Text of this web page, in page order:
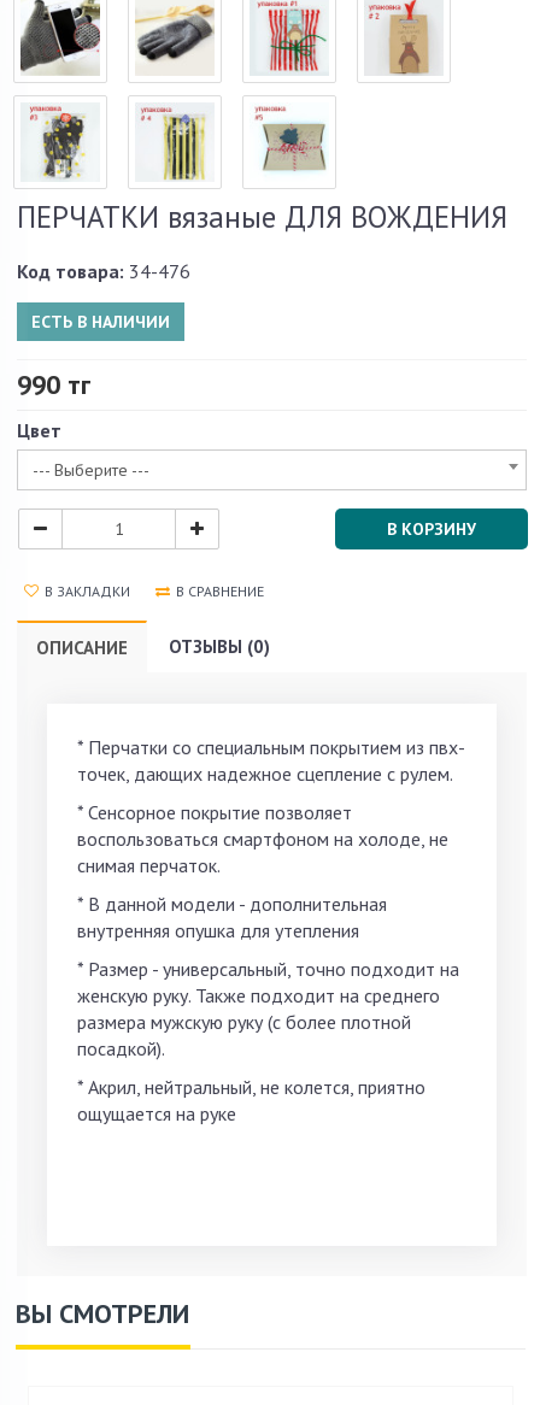
ПЕРЧАТКИ вязаные ДЛЯ ВОЖДЕНИЯ
Код товара: 34-476
ЕСТЬ В НАЛИЧИИ
990 тг
Цвет
--- Выберите ---
В КОРЗИНУ
В ЗАКЛАДКИ В СРАВНЕНИЕ
ОПИСАНИЕ ОТЗЫВЫ (0)
* Перчатки со специальным покрытием из пвх-
точек, дающих надежное сцепление с рулем.
* Сенсорное покрытие позволяет
воспользоваться смартфоном на холоде, не
снимая перчаток.
* В данной модели - дополнительная
внутренняя опушка для утепления
* Размер - универсальный, точно подходит на
женскую руку. Также подходит на среднего
размера мужскую руку (с более плотной
посадкой).
* Акрил, нейтральный, не колется, приятно
ощущается на руке
ВЫ СМОТРЕЛИ